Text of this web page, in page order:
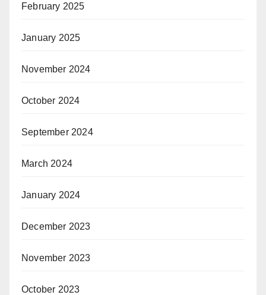
February 2025
January 2025
November 2024
October 2024
September 2024
March 2024
January 2024
December 2023
November 2023
October 2023